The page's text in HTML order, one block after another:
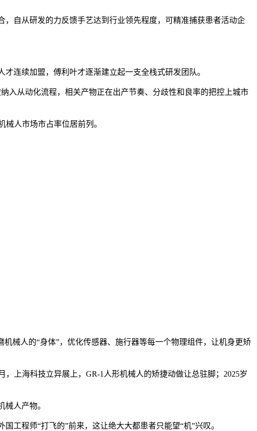
自从研发的力反馈手艺达到行业领先程度，可精准捕获患者活动企
连续加盟，傅利叶才逐渐建立起一支全栈式研发团队。
从动化流程，相关产物正在出产节奏、分歧性和良率的把控上城市
人市场市占率位居前列。
械人的“身体”，优化传感器、施行器等每一个物理组件，让机身更矫
上海科技立异展上，GR-1人形机械人的矫捷动做让总驻脚；2025岁
人产物。
程师“打飞的”前来，这让绝大大都患者只能望“机”兴叹。